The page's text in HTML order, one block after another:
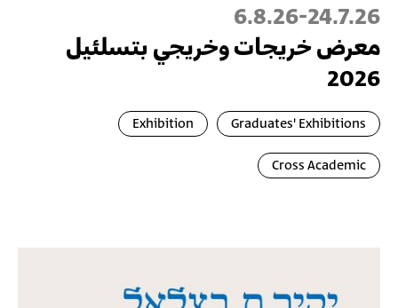
24.7.26
-
6.8.26
معرض خريجات وخريجي بتسلئيل
2026
Graduates' Exhibitions
Exhibition
Cross Academic